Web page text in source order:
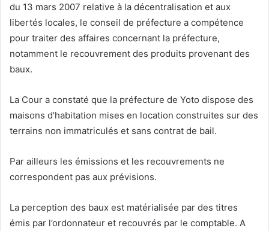
du 13 mars 2007 relative à la décentralisation et aux
libertés locales, le conseil de préfecture a compétence
pour traiter des affaires concernant la préfecture,
notamment le recouvrement des produits provenant des
baux.
La Cour a constaté que la préfecture de Yoto dispose des
maisons d’habitation mises en location construites sur des
terrains non immatriculés et sans contrat de bail.
Par ailleurs les émissions et les recouvrements ne
correspondent pas aux prévisions.
La perception des baux est matérialisée par des titres
émis par l’ordonnateur et recouvrés par le comptable. A